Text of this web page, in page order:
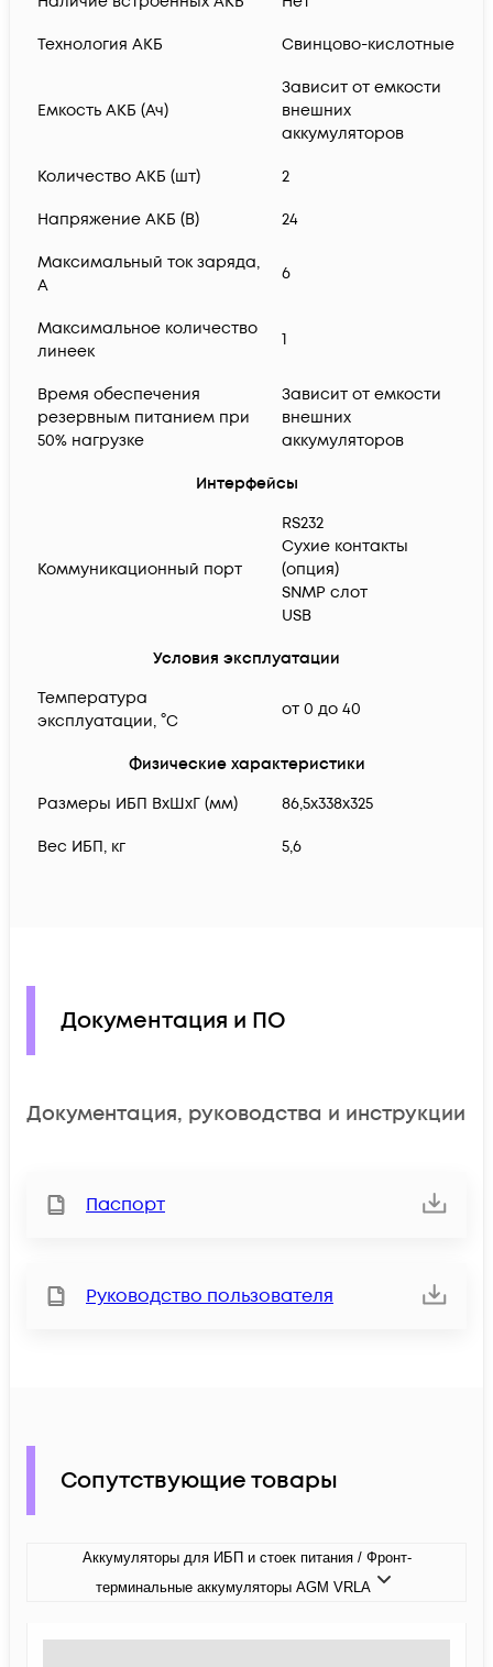
Технология АКБ Свинцово-кислотные
Емкость АКБ (Ач)
Зависит от емкости
внешних
аккумуляторов
Количество АКБ (шт) 2
Напряжение АКБ (В) 24
Максимальный ток заряда,
А
6
Максимальное количество
линеек
1
Время обеспечения
резервным питанием при
50% нагрузке
Зависит от емкости
внешних
аккумуляторов
Интерфейсы
Коммуникационный порт
RS232
Сухие контакты
(опция)
SNMP слот
USB
Условия эксплуатации
Температура
эксплуатации, °C
от 0 до 40
Физические характеристики
Размеры ИБП ВхШхГ (мм)
86,5x338x325
Вес ИБП, кг 5,6
Документация и ПО
Документация, руководства и инструкции
Паспорт
Руководство пользователя
Сопутствующие товары
Аккумуляторы для ИБП и стоек питания / Фронт-
терминальные аккумуляторы AGM VRLA